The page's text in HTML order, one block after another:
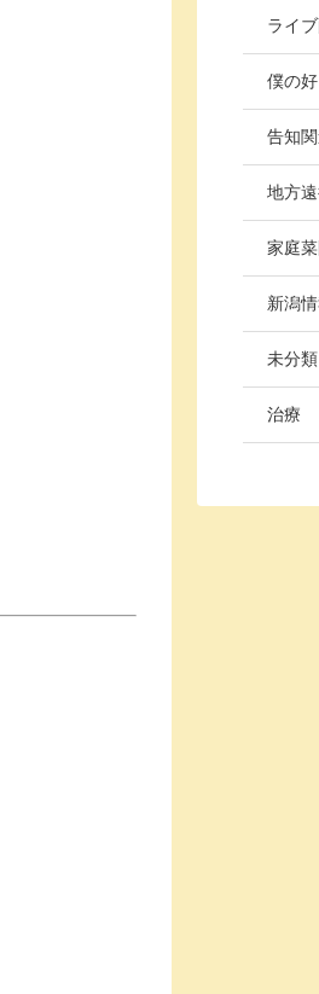
ライ
僕の
告知
地方
家庭
新潟
未分類
治療